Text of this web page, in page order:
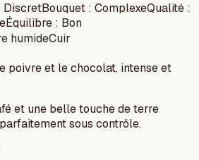
DiscretBouquet : ComplexeQualité :
Équilibre : Bon
humideCuir
poivre et le chocolat, intense et
et une belle touche de terre
sous contrôle.